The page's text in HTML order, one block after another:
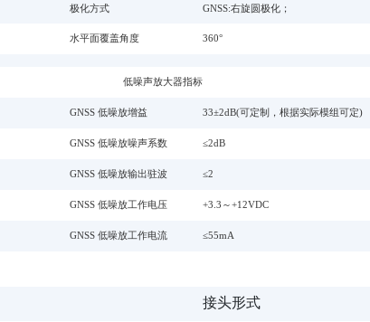
极化方式 GNSS:右旋圆极化；
水平面覆盖角度 360°
低噪声放大器指标
GNSS 低噪放增益 33±2dB(可定制，根据实际模组可定)
GNSS 低噪放噪声系数 ≤2dB
GNSS 低噪放输出驻波 ≤2
GNSS 低噪放工作电压 +3.3～+12VDC
GNSS 低噪放工作电流 ≤55mA
接头形式